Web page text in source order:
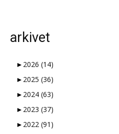
arkivet
► 2026 (14)
► 2025 (36)
► 2024 (63)
► 2023 (37)
► 2022 (91)